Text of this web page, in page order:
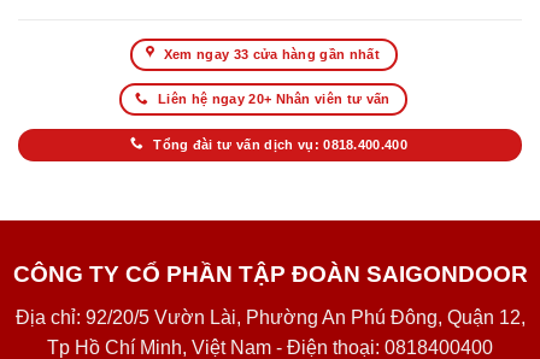
Xem ngay 33 cửa hàng gần nhất
Liên hệ ngay 20+ Nhân viên tư vấn
Tổng đài tư vấn dịch vụ: 0818.400.400
CÔNG TY CỔ PHẦN TẬP ĐOÀN SAIGONDOOR
Địa chỉ: 92/20/5 Vườn Lài, Phường An Phú Đông, Quận 12,
Tp Hồ Chí Minh, Việt Nam - Điện thoại: 0818400400